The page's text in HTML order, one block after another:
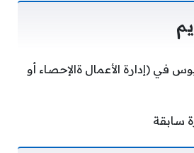
في (إدارة الأعمال ةالإحصاء أو
سابقة